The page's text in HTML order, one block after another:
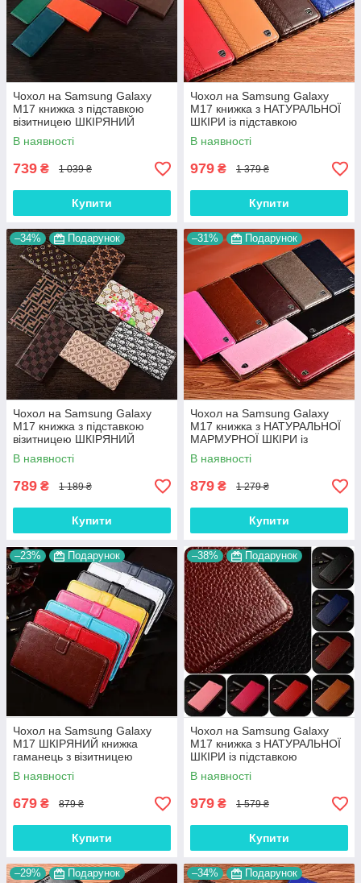
Чохол на Samsung Galaxy
M17 книжка з підставкою
візитницею ШКІРЯНИЙ
протиударний магнітний
"VERSANO"
В наявності
739 ₴ 1 039 ₴
Купити
Чохол на Samsung Galaxy
M17 книжка з НАТУРАЛЬНОЇ
ШКІРИ із підставкою
візитницею протиударний
магнітний "BOTTEGA"
В наявності
979 ₴ 1 379 ₴
Купити
–34% Подарунок
Чохол на Samsung Galaxy
M17 книжка з підставкою
візитницею ШКІРЯНИЙ
протиударний магнітний
"COUTURE"
В наявності
789 ₴ 1 189 ₴
Купити
–31% Подарунок
Чохол на Samsung Galaxy
M17 книжка з НАТУРАЛЬНОЇ
МАРМУРНОЇ ШКІРИ із
підставкою протиударний
магнітний "MARBLE"
В наявності
879 ₴ 1 279 ₴
Купити
–23% Подарунок
Чохол на Samsung Galaxy
M17 ШКІРЯНИЙ книжка
гаманець з візитницею
підставкою протиударний
"BENTYAGA"
В наявності
679 ₴ 879 ₴
Купити
–38% Подарунок
Чохол на Samsung Galaxy
M17 книжка з НАТУРАЛЬНОЇ
ШКІРИ із підставкою
візитницею протиударний
магнітний "BULL"
В наявності
979 ₴ 1 579 ₴
Купити
–29% Подарунок –34% Подарунок